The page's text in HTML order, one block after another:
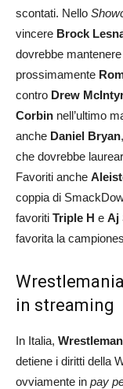
scontati. Nello
vincere Brock
dovrebbe
prossimamente
contro Drew
Corbin nell’ultimo
anche Daniel Bryan
che dovrebbe
Favoriti anche
coppia di
favoriti Triple H e Aj
favorita la
in streaming
In Italia,
detiene i diritti della
ovviamente in pay